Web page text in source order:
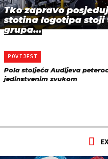
Tko zapravo
stotina logotipa stoji
grupa…
POVIJEST
Pola stoljeća Audijeva
jedinstvenim zvukom